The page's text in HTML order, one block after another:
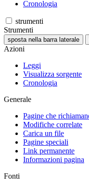
Cronologia
strumenti
Strumenti
sposta nella barra laterale
Azioni
Leggi
Visualizza sorgente
Cronologia
Generale
Pagine che
Modifiche correlate
Carica un file
Pagine speciali
Link permanente
Informazioni pagina
Fonti